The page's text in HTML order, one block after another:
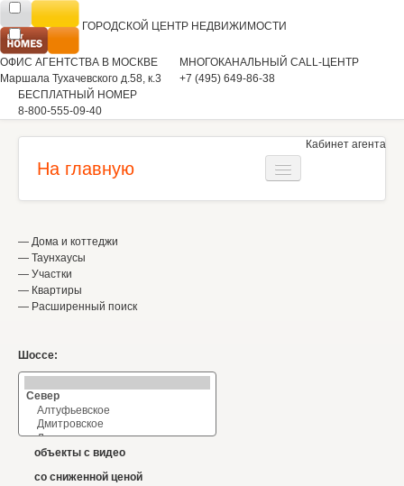
ГОРОДСКОЙ ЦЕНТР НЕДВИЖИМОСТИ
ОФИС АГЕНТСТВА В МОСКВЕ
Маршала Тухачевского д.58, к.3
МНОГОКАНАЛЬНЫЙ CALL-ЦЕНТР
+7 (495) 649-86-38
БЕСПЛАТНЫЙ НОМЕР
8-800-555-09-40
Кабинет агента
На главную
Квартиры
Коммерческая недвижимость
Вакансии
— Дома и коттеджи
— Таунхаусы
— Участки
— Квартиры
— Расширенный поиск
Шоссе:
объекты с видео
со сниженной ценой